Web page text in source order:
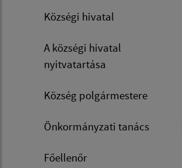
Községi hivatal
A községi hivatal
nyitvatartása
Község polgármestere
Önkormányzati tanács
Főellenőr